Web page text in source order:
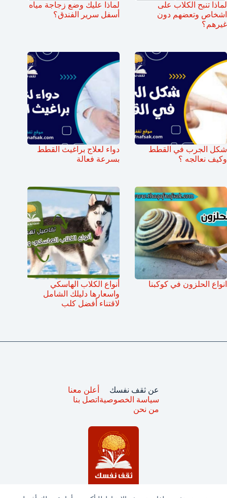
لماذا تنبح الكلاب على
اشخاص وتعضهم دون
غيرهم؟
لماذا عليك وضع زجاجة مياه
أسفل سرير الفندق؟
شكل الجرب في القطط
وكيف نعالجه ؟
دواء لعلاج براغيث القطط
بسرعة فعالة
انواع الحلزون في كوكبنا
أنواع الكلاب الهاسكي
واسعارها دليلك الشامل
لاقتناء أفضل كلب
عن ثقف نفسك
سياسة الخصوصية
من نحن
أعلن معنا
اتصل بنا